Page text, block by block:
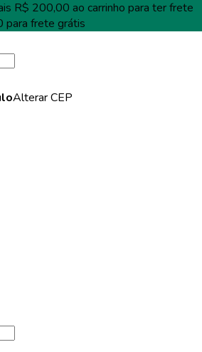
R$ 200,00 ao carrinho para terfrete
para frete grátis
AlterarCEP